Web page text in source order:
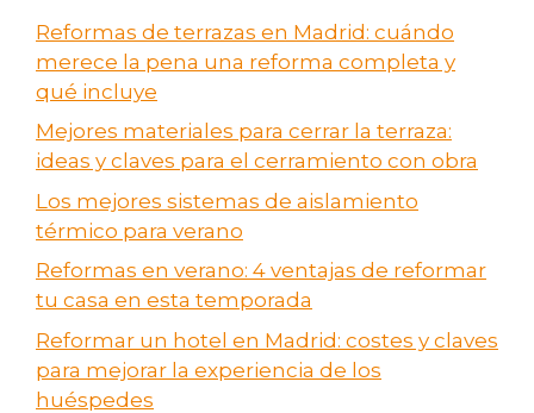
Reformas de terrazas en Madrid: cuándo
merece la pena una reforma completa y
qué incluye
Mejores materiales para cerrar la terraza:
ideas y claves para el cerramiento con obra
Los mejores sistemas de aislamiento
térmico para verano
Reformas en verano​: 4 ventajas de reformar
tu casa en esta temporada
Reformar un hotel en Madrid: costes y claves
para mejorar la experiencia de los
huéspedes